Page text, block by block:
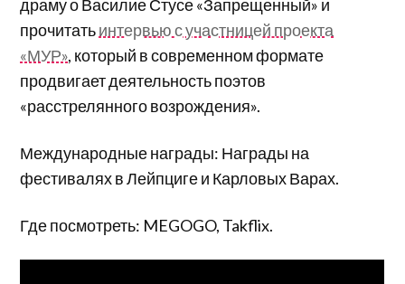
драму о Василие Стусе «Запрещенный» и
прочитатьинтервью с участницей проекта
«МУР», который в современном формате
продвигает деятельность поэтов
«расстрелянного возрождения».
Международные награды: Награды на
фестивалях в Лейпциге и Карловых Варах.
Где посмотреть: MEGOGO, Takflix.